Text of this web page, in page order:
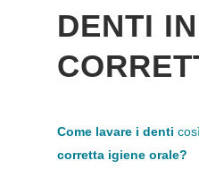
DENTI
Come lavare i denti
corretta igiene orale?